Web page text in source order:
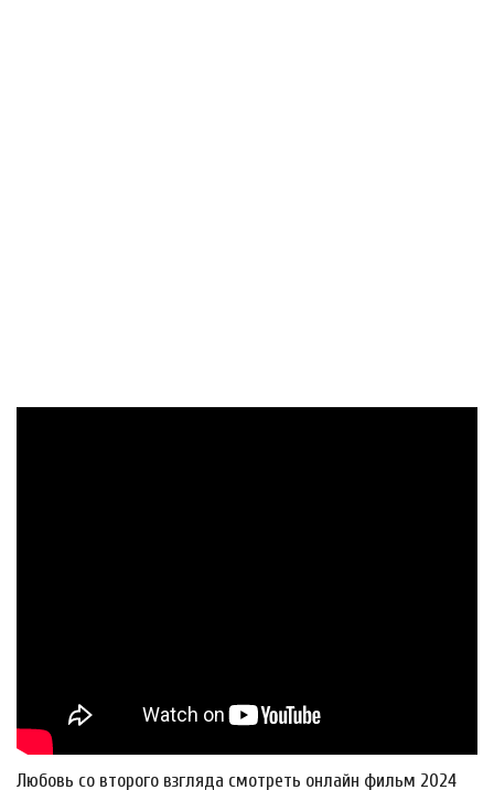
Любовь со второго взгляда смотреть онлайн фильм 2024